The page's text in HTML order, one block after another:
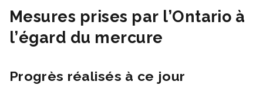
Mesures prises par l’Ontario à
l’égard du mercure
Progrès réalisés à ce jour